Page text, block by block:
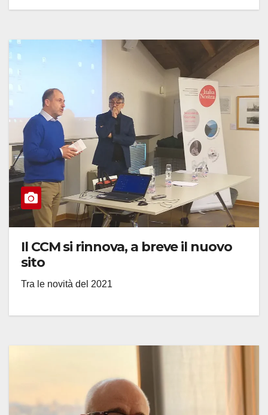
Il CCM si rinnova, a breve il nuovo
sito
Tra le novità del 2021